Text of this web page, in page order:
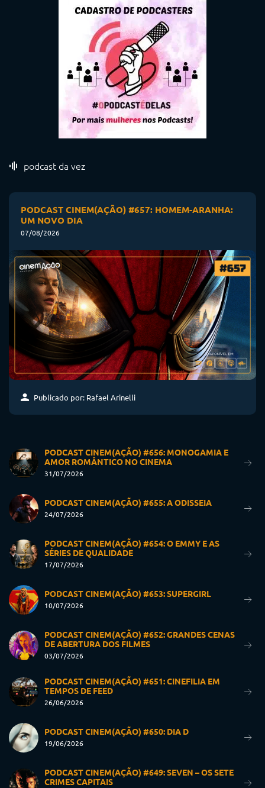
podcast da vez
PODCAST CINEM(AÇÃO) #657: HOMEM-ARANHA:
UM NOVO DIA
07/08/2026
Publicado por: Rafael Arinelli
PODCAST CINEM(AÇÃO) #656: MONOGAMIA E
AMOR ROMÂNTICO NO CINEMA
31/07/2026
PODCAST CINEM(AÇÃO) #655: A ODISSEIA
24/07/2026
PODCAST CINEM(AÇÃO) #654: O EMMY E AS
SÉRIES DE QUALIDADE
17/07/2026
PODCAST CINEM(AÇÃO) #653: SUPERGIRL
10/07/2026
PODCAST CINEM(AÇÃO) #652: GRANDES CENAS
DE ABERTURA DOS FILMES
03/07/2026
PODCAST CINEM(AÇÃO) #651: CINEFILIA EM
TEMPOS DE FEED
26/06/2026
PODCAST CINEM(AÇÃO) #650: DIA D
19/06/2026
PODCAST CINEM(AÇÃO) #649: SEVEN – OS SETE
CRIMES CAPITAIS